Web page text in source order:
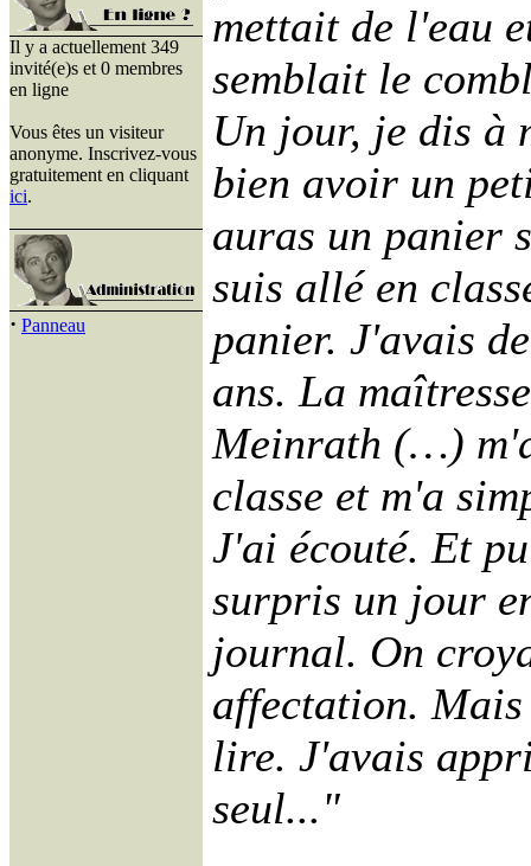
Il y a actuellement 349
invité(e)s et 0 membres
en ligne
Vous êtes un visiteur
anonyme. Inscrivez-vous
gratuitement en cliquant
ici.
· Panneau
mettait de l'eau
semblait le
Un jour, je dis à
bien avoir un
auras un panier
suis allé en
panier. J'avais
ans. La
Meinrath (…)
classe et m'a
J'ai écouté. Et
surpris un jour
journal. On
affectation.
lire. J'avais
seul..."